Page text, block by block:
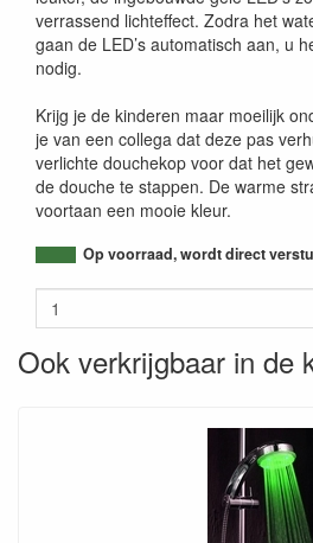
verrassend lichteffect. Zodra het
gaan de LED’s automatisch aan, u
nodig.
Krijg je de kinderen maar moeilijk
je van een collega dat deze pas
verlichte douchekop voor dat het
de douche te stappen. De warme
voortaan een mooie kleur.
Op voorraad, wordt direct
Ook verkrijgbaar in de